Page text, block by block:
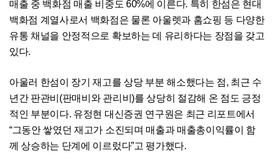
매출 중 백화점 매출 비중도 60%에 이른다. 특히 한섬은 현대
백화점 계열사로서 백화점은 물론 아울렛과 홈쇼핑 등 다양한
유통 채널을 안정적으로 확보하는 데 유리하다는 장점을 갖고
있다.
아울러 한섬이 장기 재고를 상당 부분 해소했다는 점, 최근 수
년간 판관비(판매비와 관리비)를 상당히 절감해 온 점도 긍정
적인 부분이다. 유정현 대신증권 연구원은 최근 리포트에서
“그동안 쌓였던 재고가 소진되며 매출과 매출총이익률이 함
께 상승하는 단계에 이르렀다”고 평가했다.